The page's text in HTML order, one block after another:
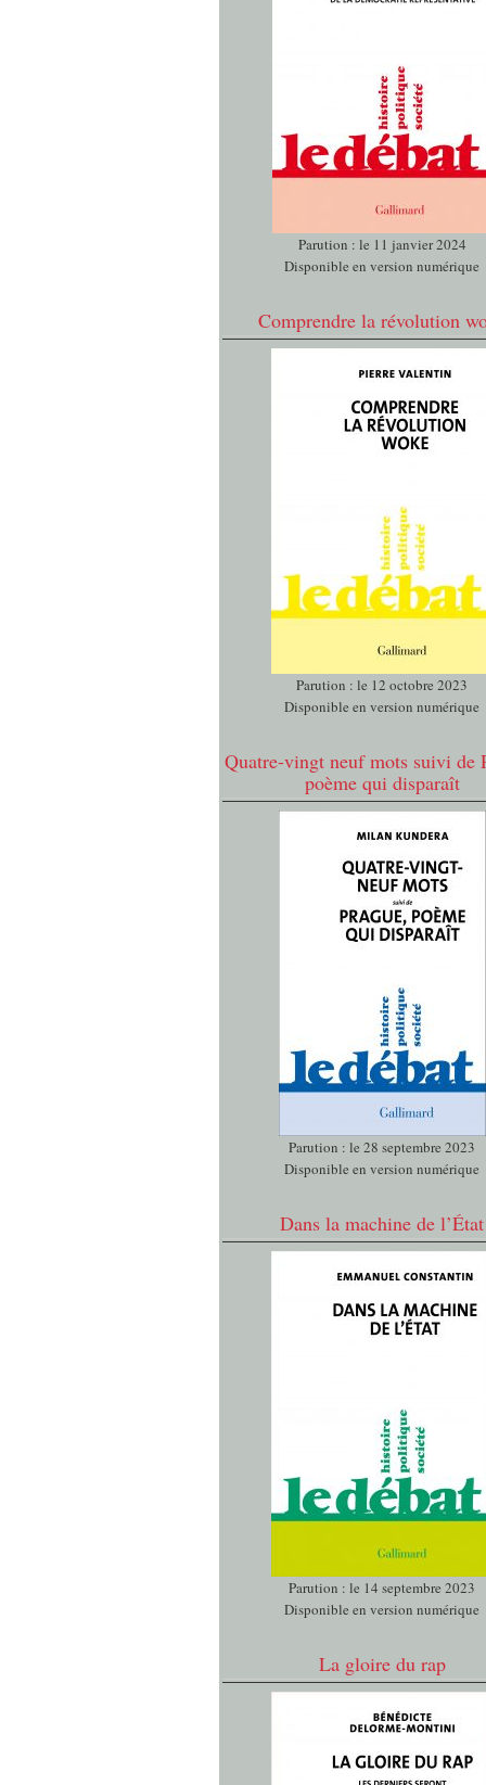
Parution : le 11 janvier 2024
Disponible en version numérique
Comprendre la révolution
Parution : le 12 octobre 2023
Disponible en version numérique
Quatre-vingt neuf mots suivi de
poème qui disparaît
Parution : le 28 septembre 2023
Disponible en version numérique
Dans la machine de l’État
Parution : le 14 septembre 2023
Disponible en version numérique
La gloire du rap